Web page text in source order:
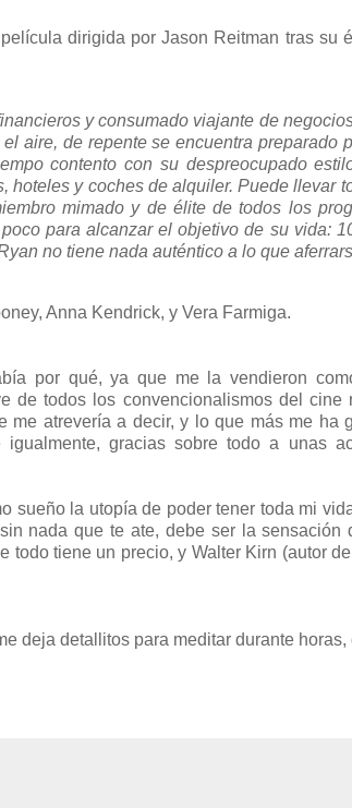
dirigida por Jason Reitman tras su
y consumado viajante de
aire, de repente se encuentra preparado
contento con su despreocupado
hoteles y coches de alquiler. Puede llevar
mimado y de élite de todos los
para alcanzar el objetivo de su vida:
no tiene nada auténtico a lo que
Anna Kendrick, y Vera Farmiga.
por qué, ya que me la vendieron
de todos los convencionalismos del cine
me atrevería a decir, y lo que más me ha
gracias sobre todo a unas
sueño la utopía de poder tener toda mi
nada que te ate, debe ser la sensación
todo tiene un precio, y Walter Kirn (autor
deja detallitos para meditar durante